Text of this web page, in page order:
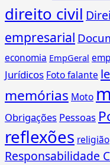
direito civil
empresarial
economia EmpGeral
Jurídicos Foto falante
memórias Moto
Obrigações Pessoas
reflexões religião
Responsabilidade